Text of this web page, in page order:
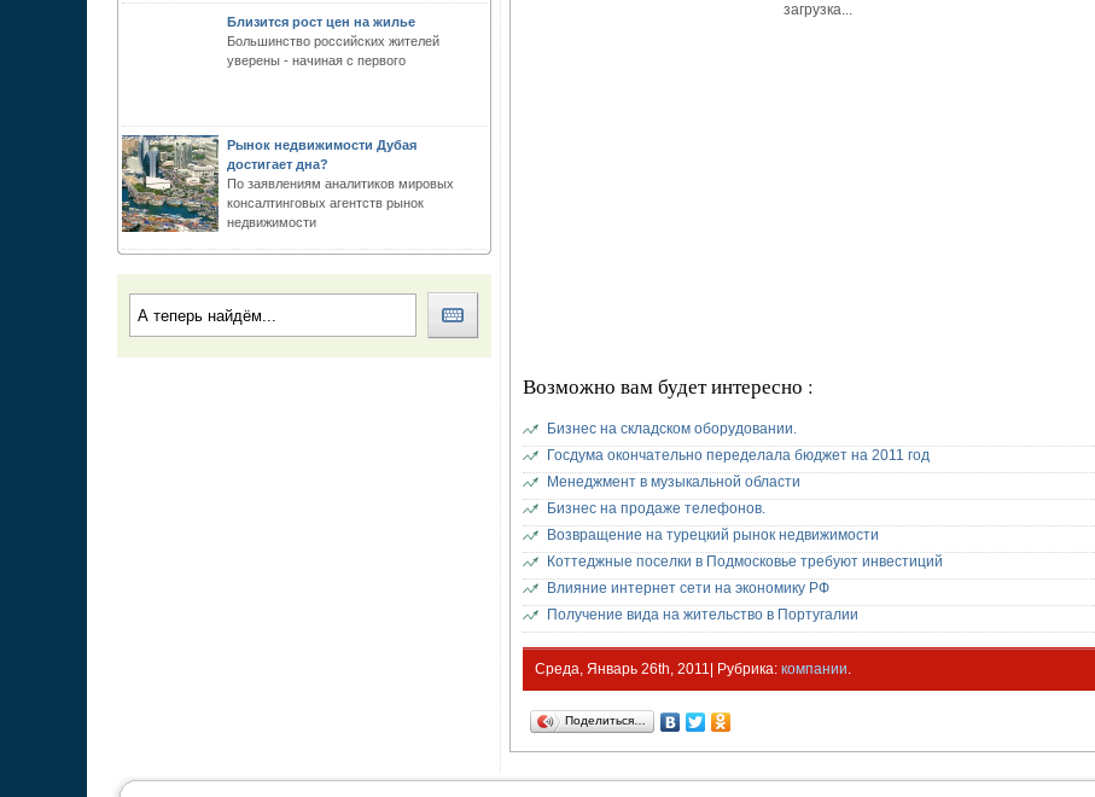
Близится рост цен на жилье
Большинство российских жителей
уверены - начиная с первого
Рынок недвижимости Дубая
достигает дна?
По заявлениям аналитиков мировых
консалтинговых агентств рынок
недвижимости
загрузка...
Возможно вам будет интересно :
Бизнес на складском оборудовании.
Госдума окончательно переделала бюджет на 2011 год
Менеджмент в музыкальной области
Бизнес на продаже телефонов.
Возвращение на турецкий рынок недвижимости
Коттеджные поселки в Подмосковье требуют инвестиций
Влияние интернет сети на экономику РФ
Получение вида на жительство в Португалии
Среда, Январь 26th, 2011| Рубрика: компании.
Поделиться…